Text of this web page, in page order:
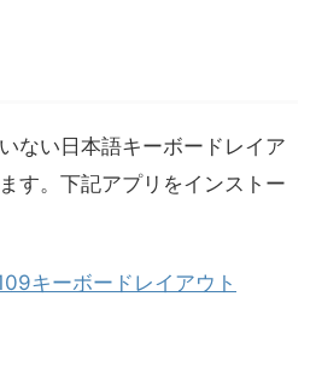
ない日本語キーボードレイア
す。下記アプリをインストー
キーボードレイアウト